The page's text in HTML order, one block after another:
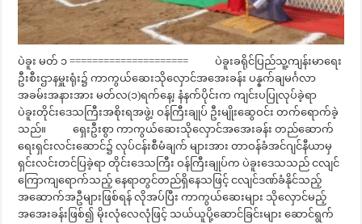
ပဲခူး မတ် ၁ ===================== ပဲခူးခရိုင်ပြည်သူ့ကျန်းမာရေး
ဦးစီးဌာနမှူးရုံး၌ ကာကွယ်ဆေးသိုလှောင်အအေးခန်း ပန္နက်ချမင်္ဂလာ
အခမ်းအနားအား မတ်လ(၁)ရက်နေ့၊ နံနက်ပိုင်းက ကျင်းပပြုလုပ်ခဲ့ရာ
ပဲခူးတိုင်းဒေသကြီးအစိုးရအဖွဲ့၊ ဝန်ကြီးချုပ် ဦးမျိုးဆွေဝင်း တက်ရောက်ခဲ့
သည်။ ရှေးဦးစွာ ကာကွယ်ဆေးသိုလှောင်အအေးခန်း တည်ဆောက်
ရေးရှင်းလင်းဆောင်၌ လုပ်ငန်းစီမံချက် များအား တာဝန်ခံအင်ဂျင်နီယာမှ
ရှင်းလင်းတင်ပြခဲ့ရာ တိုင်းဒေသကြီး ဝန်ကြီးချုပ်က ပဲခူးဒေသသည် ငလျင်
ကြောကျရောက်သည့် နေရာတွင်တည်ရှိနေသဖြင့် ငလျင်ဒဏ်ခံနိုင်သည့်
အဆောက်အဦများဖြစ်ရန် လိုအပ်ပြီး ကာကွယ်ဆေးများ သိုလှောင်မည့်
အအေးခန်းဖြစ်၍ မိုးလုံလေလုံဖြင့် သယ်ယူပို့ဆောင်ခြင်းများ ဆောင်ရွက်